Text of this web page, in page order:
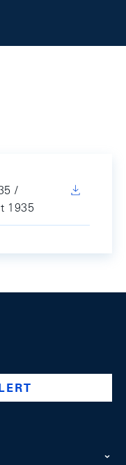
/
1935
swiss-national-
@swissnationalbank